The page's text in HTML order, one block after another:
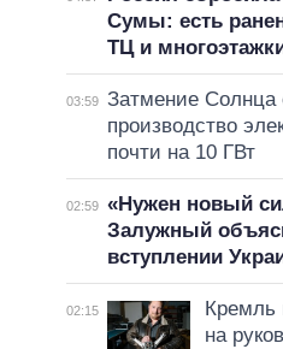
Сумы: есть
ТЦ и
03:59 Затмение Солнца
производство
почти на 10 ГВт
02:59 «Нужен новый
Залужный
вступлении
02:15
Кремль
на